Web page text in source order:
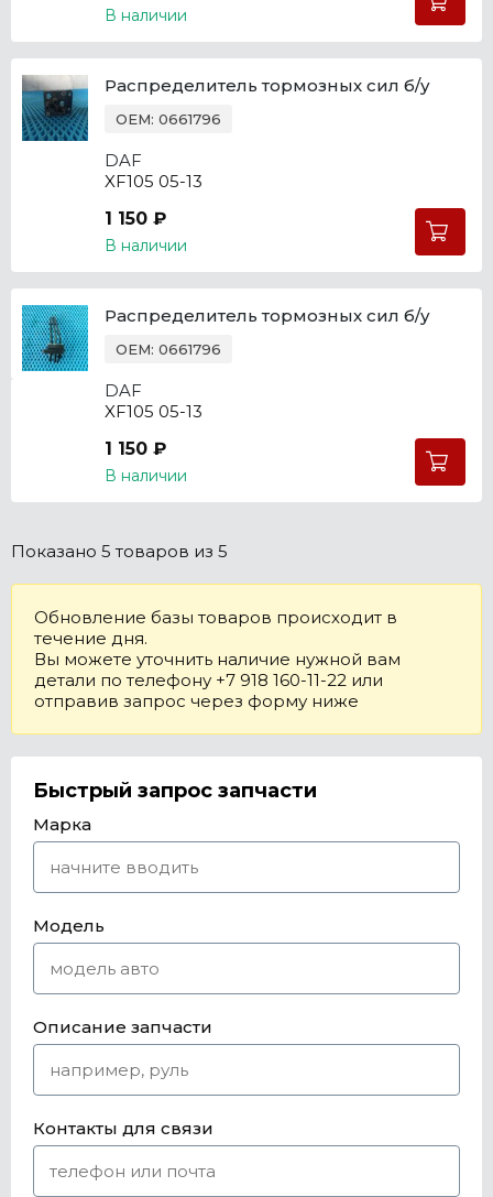
В наличии
Распределитель тормозных сил б/у
OEM: 0661796
DAF
XF105 05-13
1 150 ₽
В наличии
Распределитель тормозных сил б/у
OEM: 0661796
DAF
XF105 05-13
1 150 ₽
В наличии
Показано 5 товаров из 5
Обновление базы товаров происходит в
течение дня.
Вы можете уточнить наличие нужной вам
детали по телефону +7 918 160-11-22 или
отправив запрос через форму ниже
Быстрый запрос запчасти
Марка
Модель
Описание запчасти
Контакты для связи